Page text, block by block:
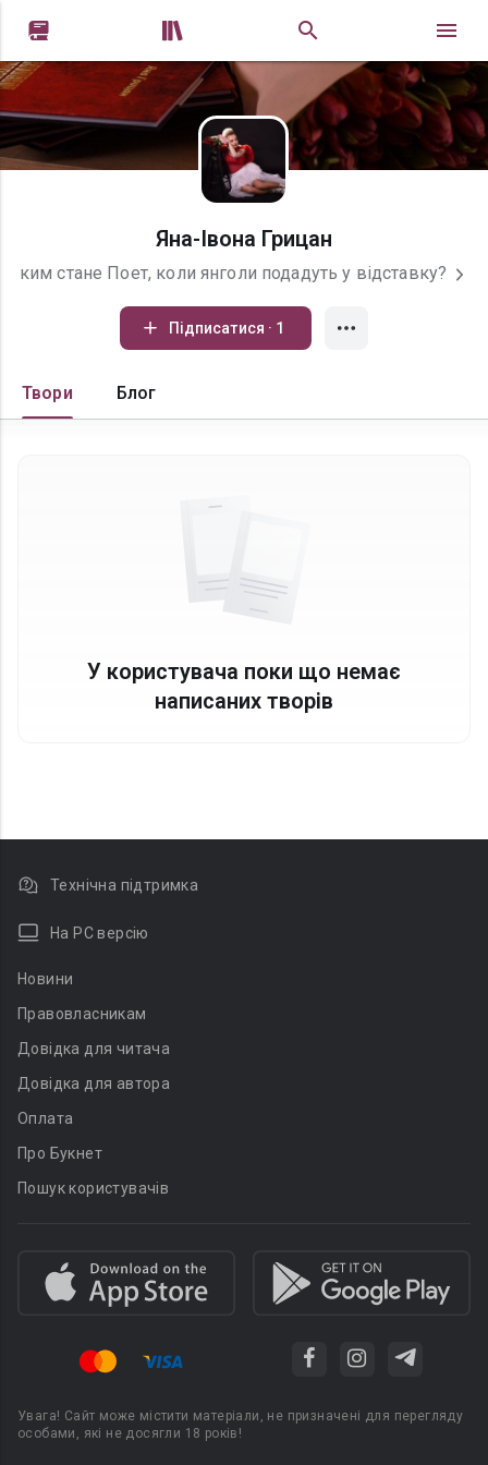
 
Яна-Івона Грицан
ким стане Поет, коли янголи подадуть у відставку?
Підписатися · 1
Твори Блог
У користувача поки що немає
написаних творів
Технічна підтримка
На PC версію
Новини
Правовласникам
Довідка для читача
Довідка для автора
Оплата
Про Букнет
Пошук користувачів
Увага! Сайт може містити матеріали, не призначені для перегляду
особами, які не досягли 18 років!